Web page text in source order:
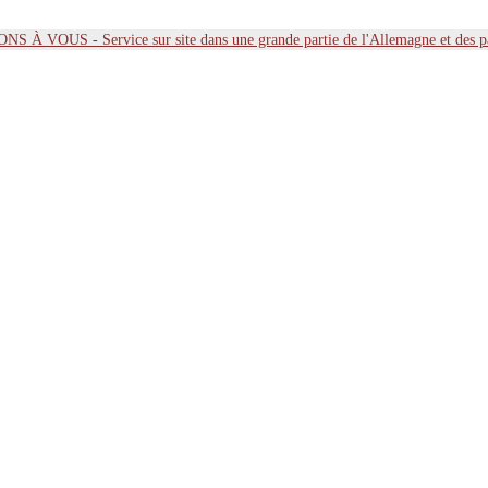
À VOUS - Service sur site dans une grande partie de l'Allemagne et des